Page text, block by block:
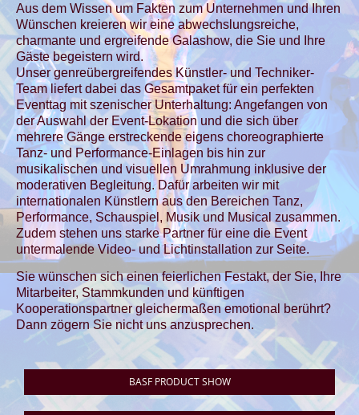
Aus dem Wissen um Fakten zum Unternehmen und Ihren
Wünschen kreieren wir eine abwechslungsreiche,
charmante und ergreifende Galashow, die Sie und Ihre
Gäste begeistern wird.
Unser genreübergreifendes Künstler- und Techniker-
Team liefert dabei das Gesamtpaket für ein perfekten
Eventtag mit szenischer Unterhaltung: Angefangen von
der Auswahl der Event-Lokation und die sich über
mehrere Gänge erstreckende eigens choreographierte
Tanz- und Performance-Einlagen bis hin zur
musikalischen und visuellen Umrahmung inklusive der
moderativen Begleitung. Dafür arbeiten wir mit
internationalen Künstlern aus den Bereichen Tanz,
Performance, Schauspiel, Musik und Musical zusammen.
Zudem stehen uns starke Partner für eine die Event
untermalende Video- und Lichtinstallation zur Seite.
Sie wünschen sich einen feierlichen Festakt, der Sie, Ihre
Mitarbeiter, Stammkunden und künftigen
Kooperationspartner gleichermaßen emotional berührt?
Dann zögern Sie nicht uns anzusprechen.
BASF PRODUCT SHOW